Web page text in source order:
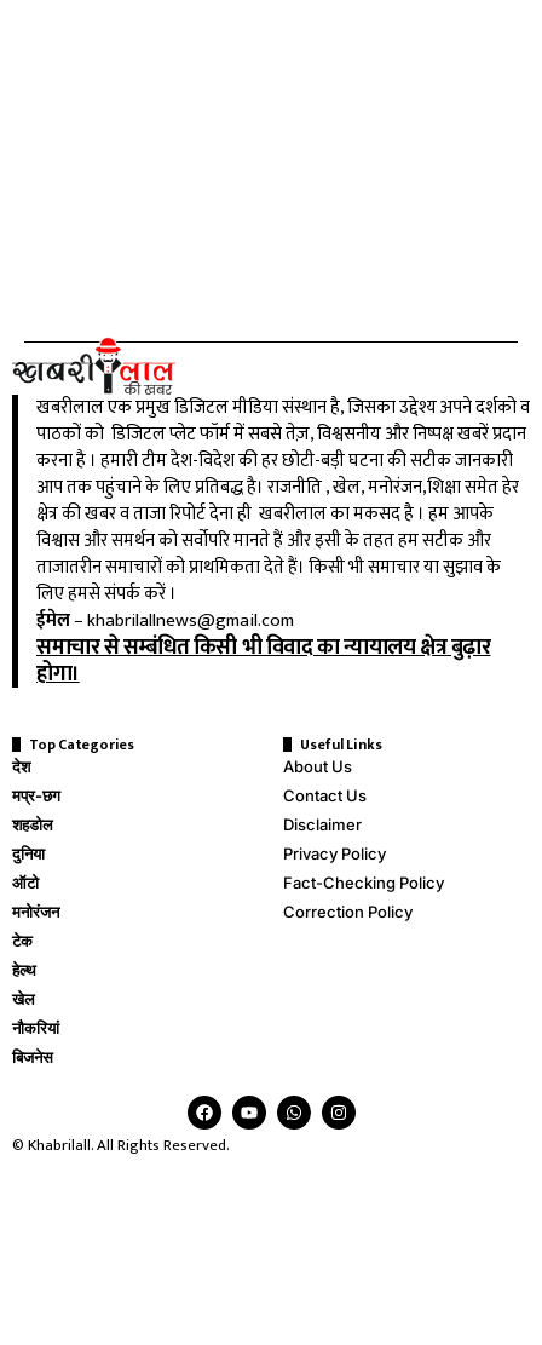
खबरीलाल एक प्रमुख डिजिटल मीडिया संस्थान है, जिसका उद्देश्य अपने दर्शको व
पाठकों को डिजिटल प्लेट फॉर्म में सबसे तेज़, विश्वसनीय और निष्पक्ष खबरें प्रदान
करना है । हमारी टीम देश-विदेश की हर छोटी-बड़ी घटना की सटीक जानकारी
आप तक पहुंचाने के लिए प्रतिबद्ध है। राजनीति , खेल, मनोरंजन,शिक्षा समेत हेर
क्षेत्र की खबर व ताजा रिपोर्ट देना ही खबरीलाल का मकसद है । हम आपके
विश्वास और समर्थन को सर्वोपरि मानते हैं और इसी के तहत हम सटीक और
ताजातरीन समाचारों को प्राथमिकता देते हैं। किसी भी समाचार या सुझाव के
लिए हमसे संपर्क करें ।
ईमेल–khabrilallnews@gmail.com
समाचार से सम्बंधित किसी भी विवाद का न्यायालय क्षेत्र बुढ़ार
होगा।
Top Categories
देश
मप्र-छग
शहडोल
दुनिया
ऑटो
मनोरंजन
टेक
हेल्थ
खेल
नौकरियां
बिजनेस
Useful Links
About Us
Contact Us
Disclaimer
Privacy Policy
Fact-Checking Policy
Correction Policy
© Khabrilall. All Rights Reserved.